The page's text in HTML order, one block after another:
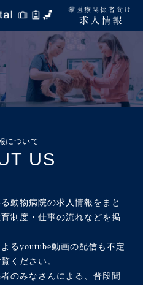
獣医療関係者向け
求人情報
について
US
動物病院の求人情報をまと
制度・仕事の流れなどを掲
るyoutube動画の配信も不定
ください。
のみなさんによる、普段聞